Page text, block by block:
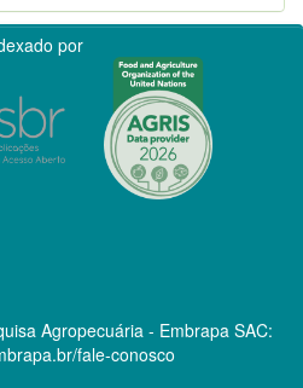
por
Agropecuária - Embrapa SAC:
fale-conosco